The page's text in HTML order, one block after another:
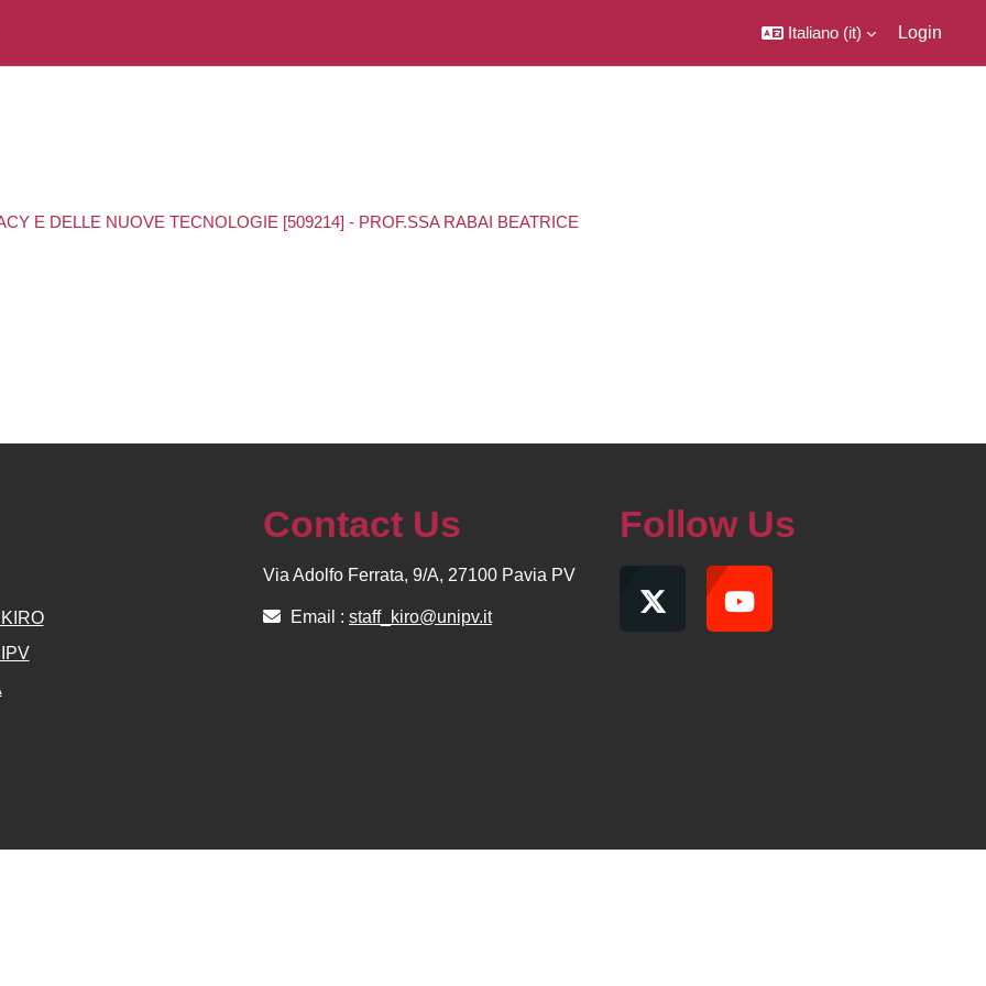
Italiano ‎(it)‎ Login
E DELLE NUOVE TECNOLOGIE [509214] - PROF.SSA RABAI BEATRICE
Contact Us
Via Adolfo Ferrata, 9/A, 27100 Pavia PV
Email : staff_kiro@unipv.it
Follow Us